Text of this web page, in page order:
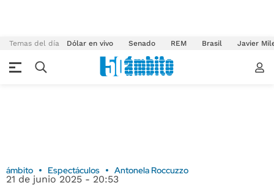
Temas del día Dólar en vivo Senado REM Brasil Javier
ámbito Espectáculos Antonela Roccuzzo
21 de junio 2025 - 20:53